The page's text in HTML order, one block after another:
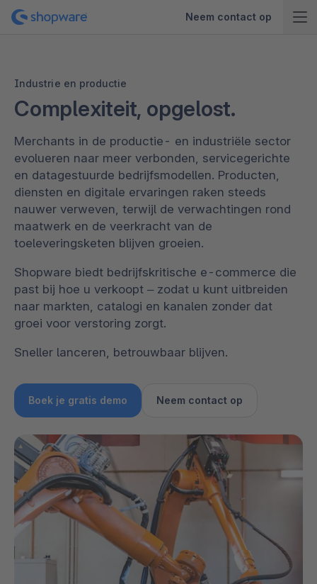
Neem contact op
Industrie en productie
Complexiteit, opgelost.
Merchants in de productie- en industriële sector
evolueren naar meer verbonden, servicegerichte
en datagestuurde bedrijfsmodellen. Producten,
diensten en digitale ervaringen raken steeds
nauwer verweven, terwijl de verwachtingen rond
maatwerk en de veerkracht van de
toeleveringsketen blijven groeien.
Shopware biedt bedrijfskritische e-commerce die
past bij hoe u verkoopt – zodat u kunt uitbreiden
naar markten, catalogi en kanalen zonder dat
groei voor verstoring zorgt.
Sneller lanceren, betrouwbaar blijven.
Boek je gratis demo Neem contact op